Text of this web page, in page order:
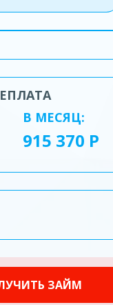
В МЕСЯЦ:
ЗАЙМ